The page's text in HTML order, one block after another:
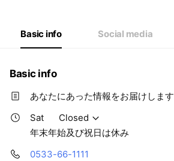
Closed
年末年始及び祝日は休み
Basic info Social media
Basic info
あなたにあった情報をお届けします
Sat
Closed
年末年始及び祝日は休み
0533-66-1111